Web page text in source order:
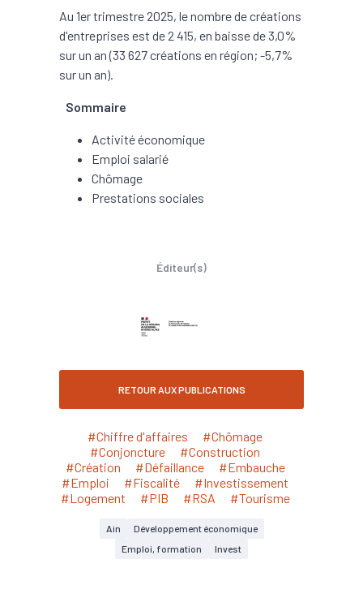
Au 1er trimestre 2025, le nombre de créations
d'entreprises est de 2 415, en baisse de 3,0%
sur un an (33 627 créations en région; -5,7%
sur un an).
Sommaire
Activité économique
Emploi salarié
Chômage
Prestations sociales
Éditeur(s)
RETOUR AUX PUBLICATIONS
#Chiffre d'affaires
#Chômage
#Conjoncture
#Construction
#Création
#Défaillance
#Embauche
#Emploi
#Fiscalité
#Investissement
#Logement
#PIB #RSA #Tourisme
Ain
Développement économique
Emploi, formation
Invest